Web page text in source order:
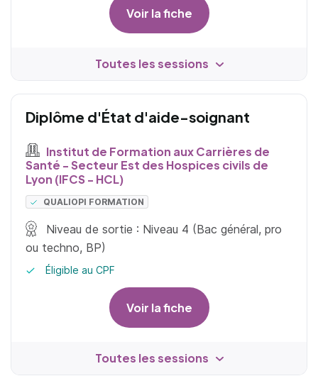
Voir la fiche
Toutes les sessions
Diplôme d'État d'aide-soignant
Institut de Formation aux Carrières de
Santé - Secteur Est des Hospices civils de
Lyon (IFCS - HCL)
QUALIOPI FORMATION
Niveau de sortie : Niveau 4 (Bac général, pro
ou techno, BP)
Éligible au CPF
Voir la fiche
Toutes les sessions